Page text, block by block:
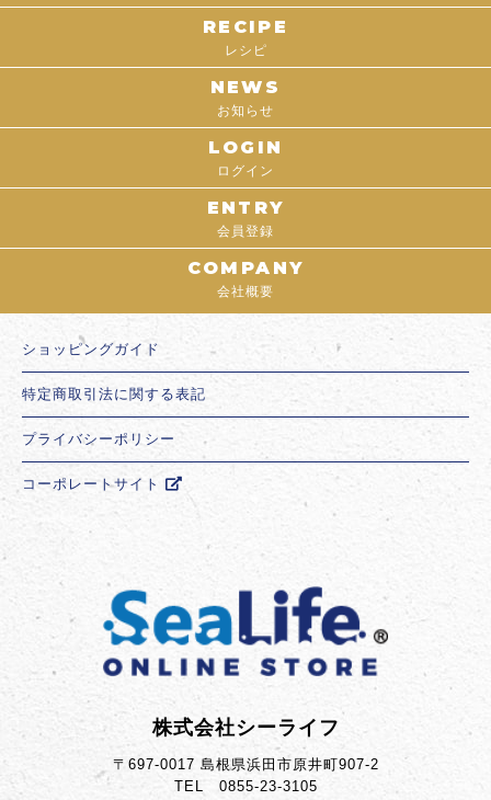
RECIPE
レシピ
NEWS
お知らせ
LOGIN
ログイン
ENTRY
会員登録
COMPANY
会社概要
ショッピングガイド
特定商取引法に関する表記
プライバシーポリシー
コーポレートサイト
株式会社シーライフ
〒697-0017 島根県浜田市原井町907-2
TEL 0855-23-3105